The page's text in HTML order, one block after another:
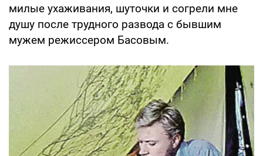
милые ухаживания, шуточки и согрели мне
душу после трудного развода с бывшим
мужем режиссером Басовым.